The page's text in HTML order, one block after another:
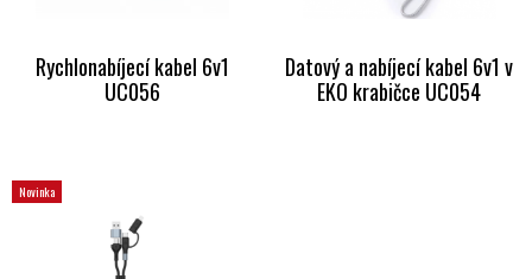
Rychlonabíjecí kabel 6v1
UC056
Datový a nabíjecí kabel 6v1 v
EKO krabičce UC054
Novinka